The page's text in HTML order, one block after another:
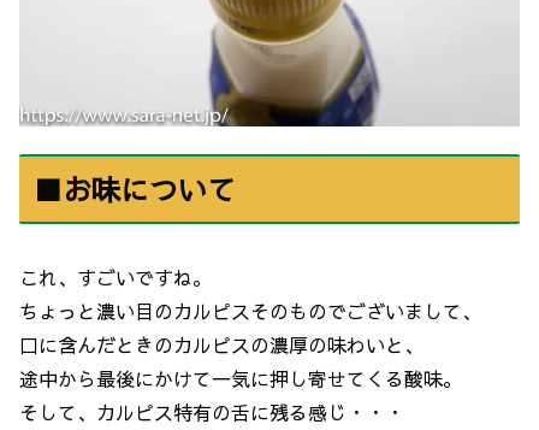
■お味について
これ、すごいですね。
ちょっと濃い目のカルピスそのものでございまして、
口に含んだときのカルピスの濃厚の味わいと、
途中から最後にかけて一気に押し寄せてくる酸味。
そして、カルピス特有の舌に残る感じ・・・